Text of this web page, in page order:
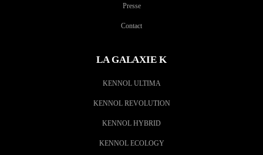
Presse
Contact
LA GALAXIE K
KENNOL ULTIMA
KENNOL REVOLUTION
KENNOL HYBRID
KENNOL ECOLOGY